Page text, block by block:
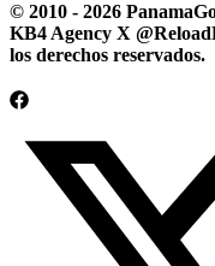
© 2010 - 2026
KB4 Agency X
los derechos reservados.